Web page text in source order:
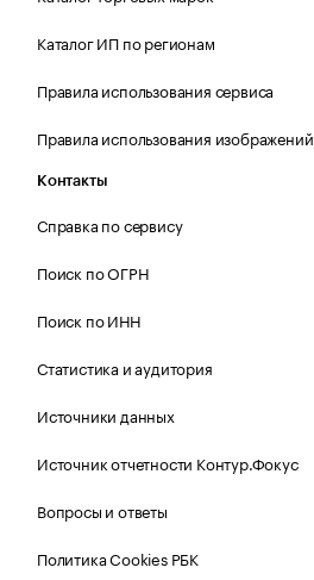
Каталог ИП по регионам
Правила использования сервиса
Правила использования изображений
Контакты
Справка по сервису
Поиск по ОГРН
Поиск по ИНН
Статистика и аудитория
Источники данных
Источник отчетности Контур.Фокус
Вопросы и ответы
Политика Cookies РБК